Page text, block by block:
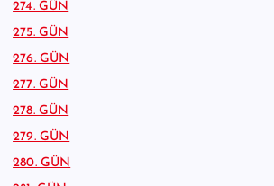
274. GÜN
275. GÜN
276. GÜN
277. GÜN
278. GÜN
279. GÜN
280. GÜN